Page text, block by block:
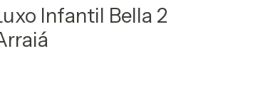
Infantil Bella 2